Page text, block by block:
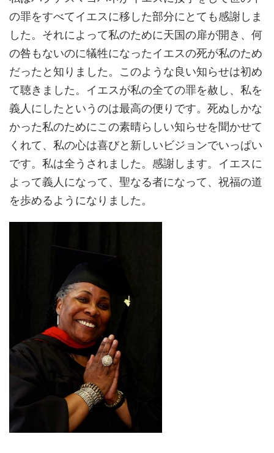
の罪をすべてイエスに移した部分にとても感謝しま
した。それによって私のために天国の扉が開き、何
の咎もないのに犠牲になったイエスの死が私のため
だったと知りました。このような良い知らせは初め
て聴きました。イエスが私の全ての罪を赦し、私を
義人にしたというのは最高の便りです。死ぬしかな
かった私のためにこの素晴らしい知らせを聞かせて
くれて、私の心は喜びと新しいビジョンでいっぱい
です。私は全うされました。感謝します。イエスに
よって義人になって、聖なる者になって、祝福の道
を歩めるようになりました。